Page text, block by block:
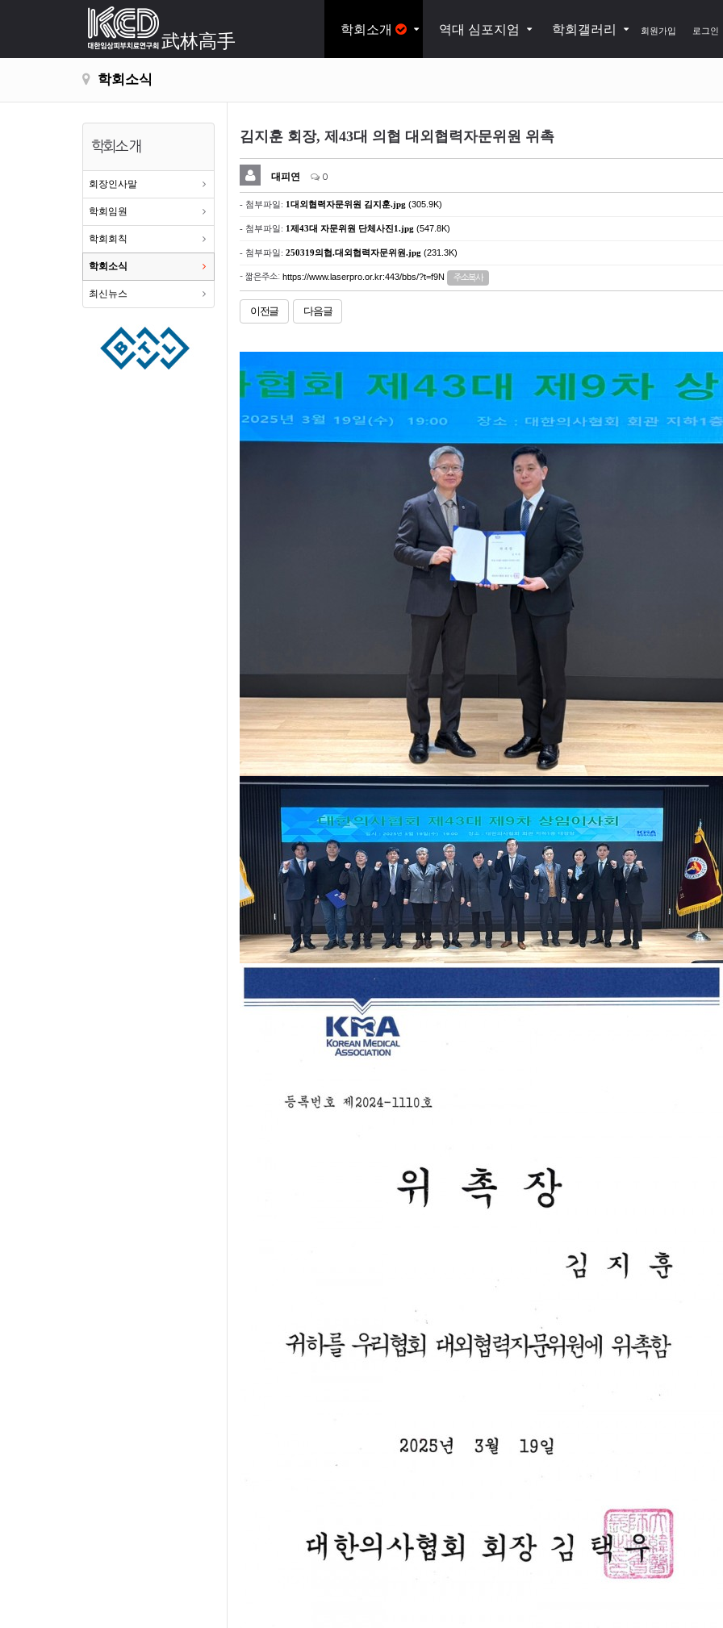
武林高手
학회소개 역대 심포지엄 학회갤러리 회원가입 로그인
학회소식
학회소개
회장인사말
학회임원
학회회칙
학회소식
최신뉴스
김지훈 회장, 제43대 의협 대외협력자문위원 위촉
대피연 0
- 첨부파일: 1대외협력자문위원 김지훈.jpg (305.9K)
- 첨부파일: 1제43대 자문위원 단체사진1.jpg (547.8K)
- 첨부파일: 250319의협.대외협력자문위원.jpg (231.3K)
- 짧은주소: https://www.laserpro.or.kr:443/bbs/?t=f9N 주소복사
이전글 다음글